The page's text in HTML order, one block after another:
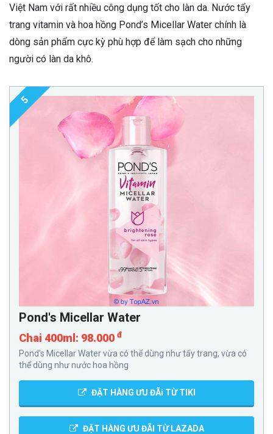
Việt Nam với rất nhiều công dụng tốt cho làn da. Nước tẩy
trang vitamin và hoa hồng Pond’s Micellar Water chính là
dòng sản phẩm cực kỳ phù hợp để làm sạch cho những
người có làn da khô.
5
Pond's Micellar Water
Chai 400ml: 98.000 đ
Pond's Micellar Water vừa có thể dùng như tẩy trang, vừa có
thể dùng như nước hoa hồng
ĐẶT HÀNG ƯU ĐÃi TỪ TIKI
ĐẶT HÀNG ƯU ĐÃI TỪ LAZADA